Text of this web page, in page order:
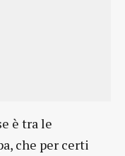
è tra le
che per certi